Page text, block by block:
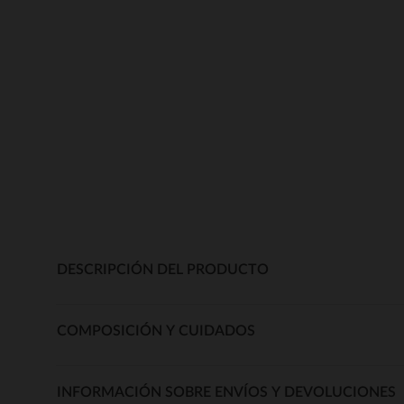
DESCRIPCIÓN DEL PRODUCTO
COMPOSICIÓN Y CUIDADOS
INFORMACIÓN SOBRE ENVÍOS Y DEVOLUCIONES